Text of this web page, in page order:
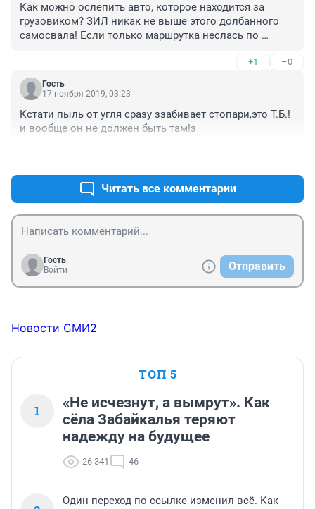
Как можно ослепить авто, которое находится за
грузовиком? ЗИЛ никак не выше этого долбанного
самосвала! Если только маршрутка неслась по
+1 –0
Гость
17 ноября 2019, 03:23
Кстати пыль от угля сразу ззабивает стопари,это Т.Б.!
и вообще он не должен быть там!з
Читать все комментарии
Гость
Войти
Отправить
Новости СМИ2
ТОП 5
1
«Не исчезнут, а вымрут». Как
сёла Забайкалья теряют
надежду на будущее
26 341 46
Один переход по ссылке изменил всё. Как